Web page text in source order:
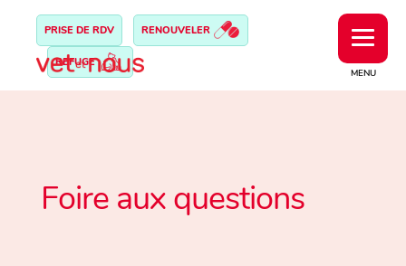
MENU
PRISE DE RDV RENOUVELER
REFUGE
Foire aux questions